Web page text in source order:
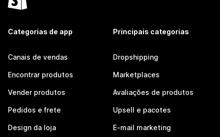
Categorias de app
Canais de vendas
Encontrar produtos
Vender produtos
Pedidos e frete
Design da loja
Principais categorias
Dropshipping
Marketplaces
Avaliações de produtos
Upsell e pacotes
E-mail marketing